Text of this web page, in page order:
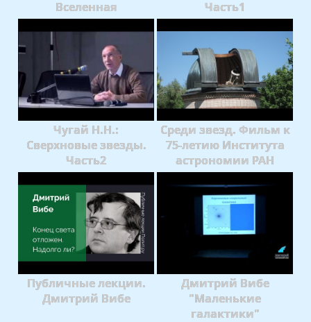
Вселенная
Часть1
Чугай Н.Н.:
Сверхновые звезды.
Часть2
Среди звезд. Фильм к
75-летию Института
астрономии РАН
Публичные лекции.
Дмитрий Вибе
Дмитрий Вибе
"Маленькие
галактики"